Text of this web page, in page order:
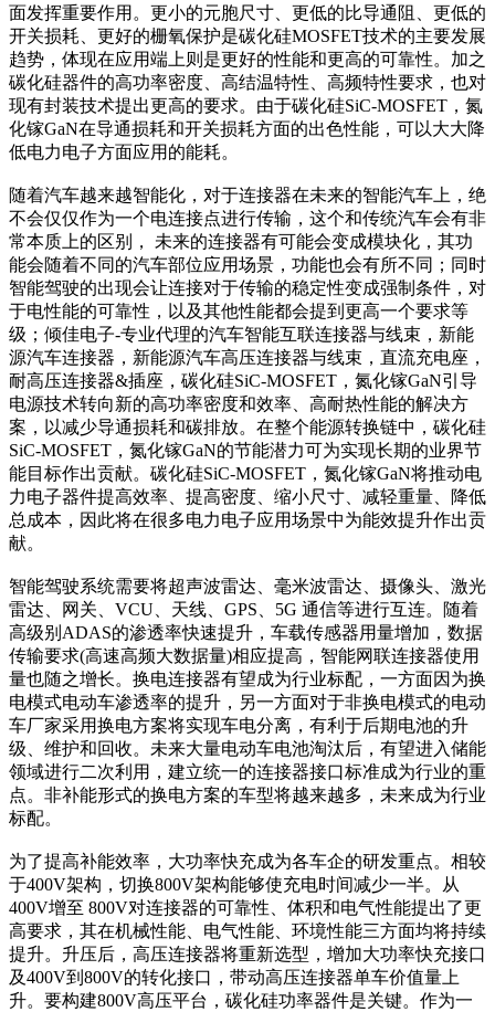
面发挥重要作用。更小的元胞尺寸、更低的比导通阻、更低的
开关损耗、更好的栅氧保护是碳化硅MOSFET技术的主要发展
趋势，体现在应用端上则是更好的性能和更高的可靠性。加之
碳化硅器件的高功率密度、高结温特性、高频特性要求，也对
现有封装技术提出更高的要求。由于碳化硅SiC-MOSFET，氮
化镓GaN在导通损耗和开关损耗方面的出色性能，可以大大降
低电力电子方面应用的能耗。
随着汽车越来越智能化，对于连接器在未来的智能汽车上，绝
不会仅仅作为一个电连接点进行传输，这个和传统汽车会有非
常本质上的区别， 未来的连接器有可能会变成模块化，其功
能会随着不同的汽车部位应用场景，功能也会有所不同；同时
智能驾驶的出现会让连接对于传输的稳定性变成强制条件，对
于电性能的可靠性，以及其他性能都会提到更高一个要求等
级；倾佳电子-专业代理的汽车智能互联连接器与线束，新能
源汽车连接器，新能源汽车高压连接器与线束，直流充电座，
耐高压连接器&插座，碳化硅SiC-MOSFET，氮化镓GaN引导
电源技术转向新的高功率密度和效率、高耐热性能的解决方
案，以减少导通损耗和碳排放。在整个能源转换链中，碳化硅
SiC-MOSFET，氮化镓GaN的节能潜力可为实现长期的业界节
能目标作出贡献。碳化硅SiC-MOSFET，氮化镓GaN将推动电
力电子器件提高效率、提高密度、缩小尺寸、减轻重量、降低
总成本，因此将在很多电力电子应用场景中为能效提升作出贡
献。
智能驾驶系统需要将超声波雷达、毫米波雷达、摄像头、激光
雷达、网关、VCU、天线、GPS、5G 通信等进行互连。随着
高级别ADAS的渗透率快速提升，车载传感器用量增加，数据
传输要求(高速高频大数据量)相应提高，智能网联连接器使用
量也随之增长。换电连接器有望成为行业标配，一方面因为换
电模式电动车渗透率的提升，另一方面对于非换电模式的电动
车厂家采用换电方案将实现车电分离，有利于后期电池的升
级、维护和回收。未来大量电动车电池淘汰后，有望进入储能
领域进行二次利用，建立统一的连接器接口标准成为行业的重
点。非补能形式的换电方案的车型将越来越多，未来成为行业
标配。
为了提高补能效率，大功率快充成为各车企的研发重点。相较
于400V架构，切换800V架构能够使充电时间减少一半。从
400V增至 800V对连接器的可靠性、体积和电气性能提出了更
高要求，其在机械性能、电气性能、环境性能三方面均将持续
提升。升压后，高压连接器将重新选型，增加大功率快充接口
及400V到800V的转化接口，带动高压连接器单车价值量上
升。要构建800V高压平台，碳化硅功率器件是关键。作为一